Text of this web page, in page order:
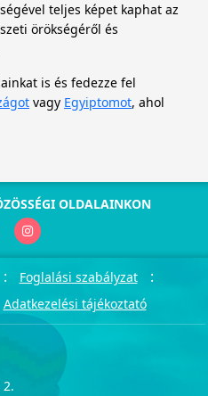
teljes képet kaphat az
örökségéről és
is és fedezze fel
vagy Egyiptomot, ahol
OLDALAINKON
: Foglalási szabályzat :
Adatkezelési tájékoztató